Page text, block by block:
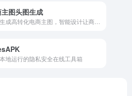
主图头图生成
地运行的隐私安全在线工具箱